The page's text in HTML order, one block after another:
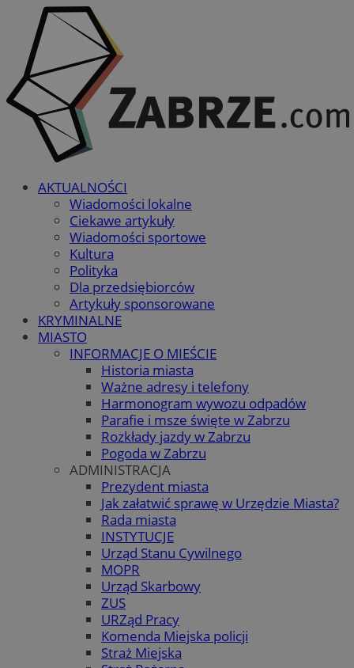
AKTUALNOŚCI
Wiadomości lokalne
Ciekawe artykuły
Wiadomości sportowe
Kultura
Polityka
Dla przedsiębiorców
Artykuły sponsorowane
KRYMINALNE
MIASTO
INFORMACJE O MIEŚCIE
Historia miasta
Ważne adresy i telefony
Harmonogram wywozu odpadów
Parafie i msze święte w Zabrzu
Rozkłady jazdy w Zabrzu
Pogoda w Zabrzu
ADMINISTRACJA
Prezydent miasta
Jak załatwić sprawę w Urzędzie Miasta?
Rada miasta
INSTYTUCJE
Urząd Stanu Cywilnego
MOPR
Urząd Skarbowy
ZUS
URZąd Pracy
Komenda Miejska policji
Straż Miejska